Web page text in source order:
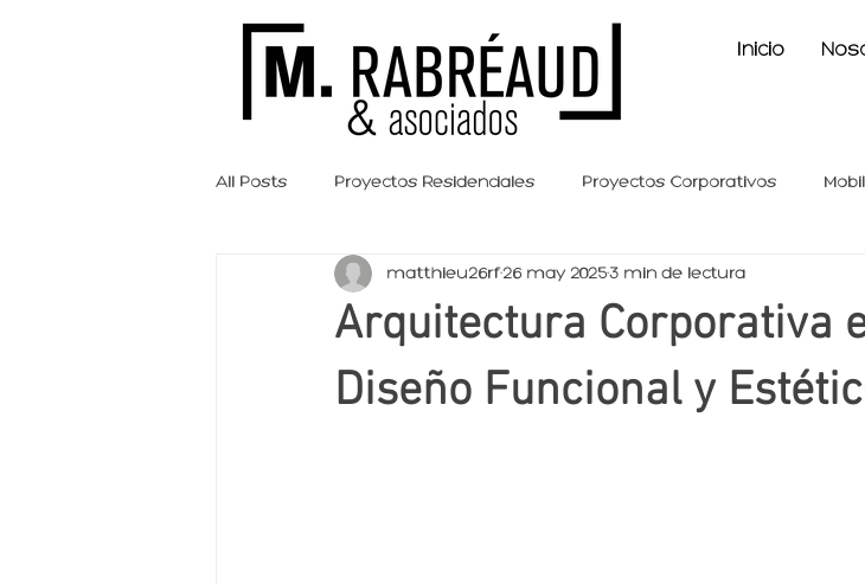
Inicio
All Posts Proyectos Residenciales Proyectos Corporativos
Consejos y Recomendaciones Casos de Éxito
Arquitectura Corporativa
Diseño Funcional y
matthieu26rf 26 may 20253 min de lectura